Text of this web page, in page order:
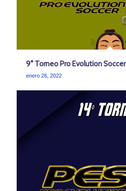
9° Torneo Pro Evolution Soccer
enero 26, 2022